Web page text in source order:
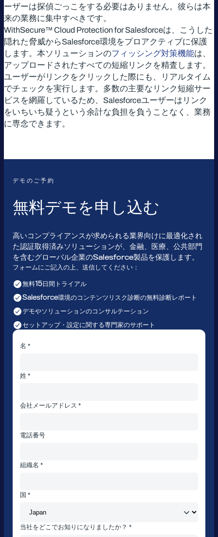
ーザーは探偵ごっこをする必要はありません。彼らは本
来の業務に集中すべきです。
WithSecure™ Cloud Protection for Salesforceは、こうした
隠れた脅威からSalesforce環境をプロアクティブに保護
します。本ソリューションのフィッシング対策機能は、
アップロードされたすべての短縮リンクを精査します。
ユーザーがリンクをクリックした際にも、リアルタイム
でチェックを実行します。多数の主要なリンク短縮サー
ビスを網羅しているため、Salesforceユーザーはリンク
をいちいち疑うという余計な負担を負うことなく、業務
に専念できます。
デモのご予約
無料デモを申し込む
高いコンプライアンスが求められる業界向けに最適化され
た認証取得済みソリューションが、金融、医療、公共部門
を含むグローバル企業のSalesforce製品を保護します。
フォームにご記入の上、送信してください：
無料15日間トライアル
Salesforce環境のコンテンツリスク診断の無料診断レポート
デモやソリューションのコンサルテーション
セットアップ・設定に関する専門家のサポート
名 *
姓 *
会社メールアドレス *
電話番号
組織名 *
国 *
当社をどこでお知りになりましたか？ *